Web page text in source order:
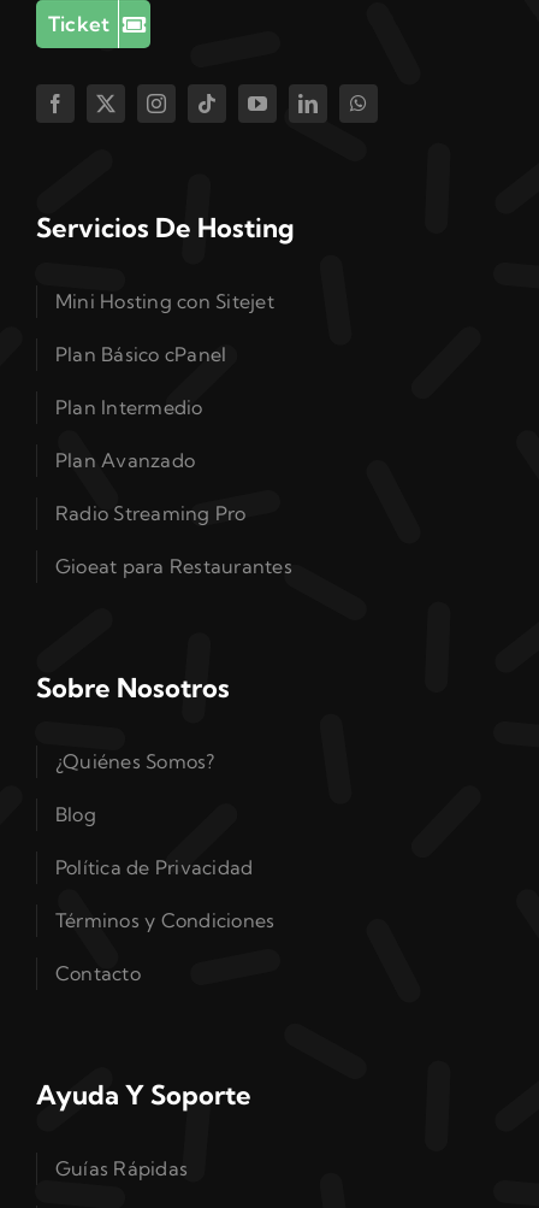
Ticket
Servicios De Hosting
Mini Hosting con Sitejet
Plan Básico cPanel
Plan Intermedio
Plan Avanzado
Radio Streaming Pro
Gioeat para Restaurantes
Sobre Nosotros
¿Quiénes Somos?
Blog
Política de Privacidad
Términos y Condiciones
Contacto
Ayuda Y Soporte
Guías Rápidas